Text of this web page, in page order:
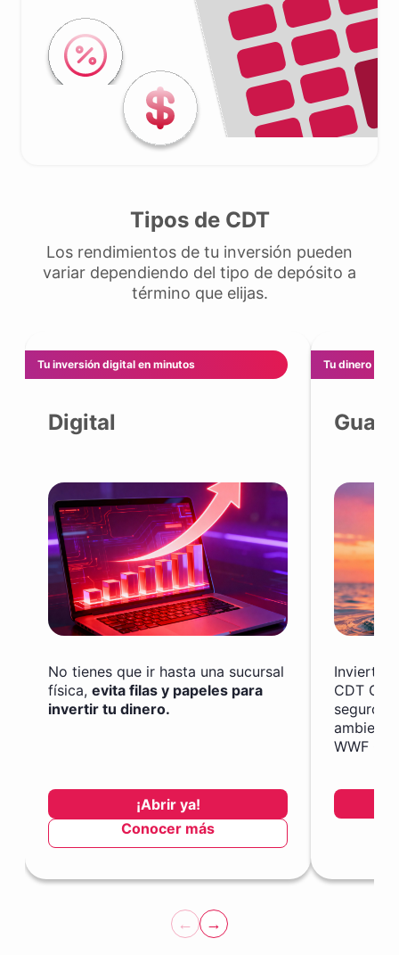
Tipos de CDT
Los rendimientos de tu inversión pueden
variar dependiendo del tipo de depósito a
término que elijas.
Tu inversión digital en minutos
Digital
No tienes que ir hasta una sucursal
física, evita filas y papeles para
invertir tu dinero.
¡Abrir ya!
Conocer más
Tu dinero
Invierte
CDT
seguro y
WWF
← →